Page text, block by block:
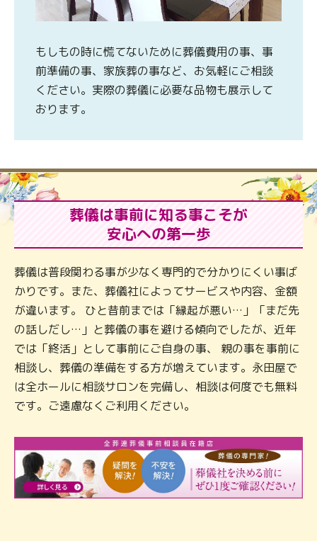
もしもの時に慌てないために葬儀費用の事、事
前準備の事、家族葬の事など、お気軽にご相談
ください。実際の葬儀に必要な品物も展示して
おります。
葬儀は事前に知る事こそが
安心への第一歩
葬儀は普段関わる事が少なく専門的で分かりにくい事ば
かりです。また、葬儀社によってサービスや内容、金額
が違います。 ひと昔前までは「縁起が悪い…」「まだ先
の話しだし…」と葬儀の事を避ける傾向でしたが、近年
では「終活」として事前にご自身の事、 親の事を事前に
相談し、葬儀の準備をする方が増えています。永田屋で
は全ホールに相談サロンを完備し、相談は何度でも無料
です。ご遠慮なくご利用ください。